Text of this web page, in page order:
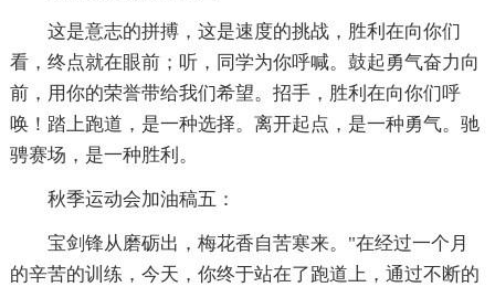
这是意志的拼搏，这是速度的挑战，胜利在向你们
看，终点就在眼前；听，同学为你呼喊。鼓起勇气奋力向
前，用你的荣誉带给我们希望。招手，胜利在向你们呼
唤！踏上跑道，是一种选择。离开起点，是一种勇气。驰
骋赛场，是一种胜利。
秋季运动会加油稿五：
宝剑锋从磨砺出，梅花香自苦寒来。"在经过一个月
的辛苦的训练，今天，你终于站在了跑道上，通过不断的